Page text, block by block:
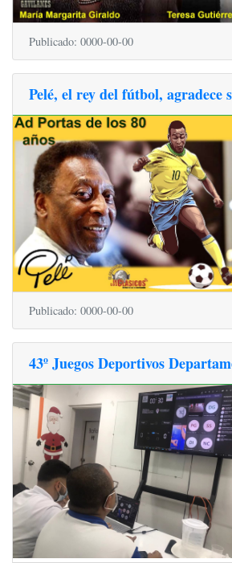
Publicado: 0000-00-00
Pelé, el rey del fútbol, agradece
Publicado: 0000-00-00
43º Juegos Deportivos